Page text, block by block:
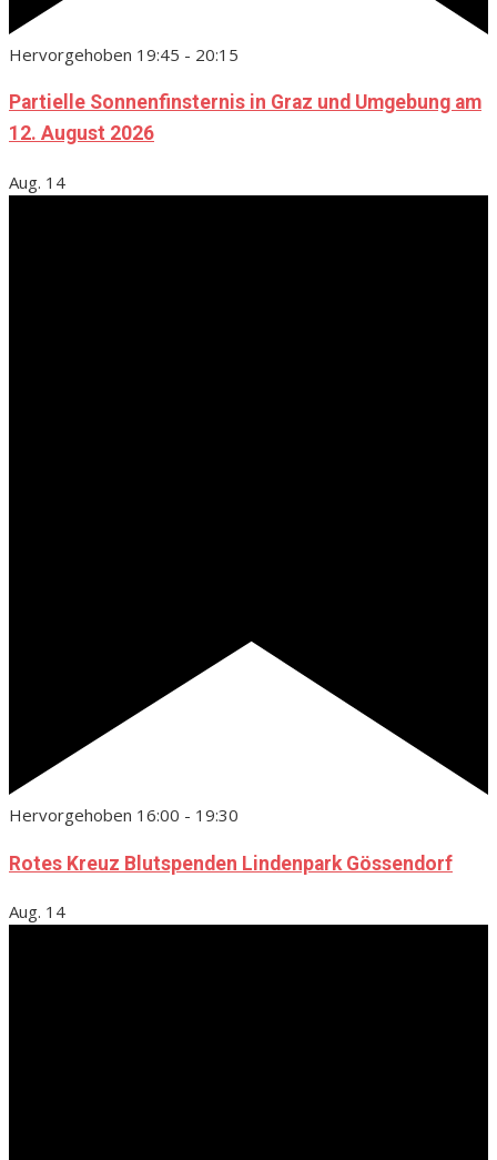
Hervorgehoben 19:45 - 20:15
Partielle Sonnenfinsternis in Graz und Umgebung am
12. August 2026
Aug. 14
Hervorgehoben 16:00 - 19:30
Rotes Kreuz Blutspenden Lindenpark Gössendorf
Aug. 14